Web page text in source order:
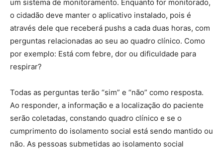
um sistema de monitoramento. Enquanto for monitorado,
o cidadão deve manter o aplicativo instalado, pois é
através dele que receberá pushs a cada duas horas, com
perguntas relacionadas ao seu ao quadro clínico. Como
por exemplo: Está com febre, dor ou dificuldade para
respirar?
Todas as perguntas terão “sim” e “não” como resposta.
Ao responder, a informação e a localização do paciente
serão coletadas, constando quadro clínico e se o
cumprimento do isolamento social está sendo mantido ou
não. As pessoas submetidas ao isolamento social